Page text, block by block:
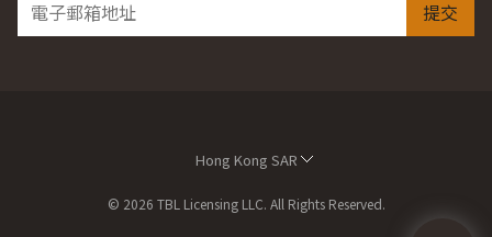
提交
Hong Kong SAR
© 2026 TBL Licensing LLC. All Rights Reserved.